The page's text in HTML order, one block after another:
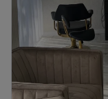
Sekmadienis
Skirkite šiek tiek
Eveliną, kuri yra
Artimiausias